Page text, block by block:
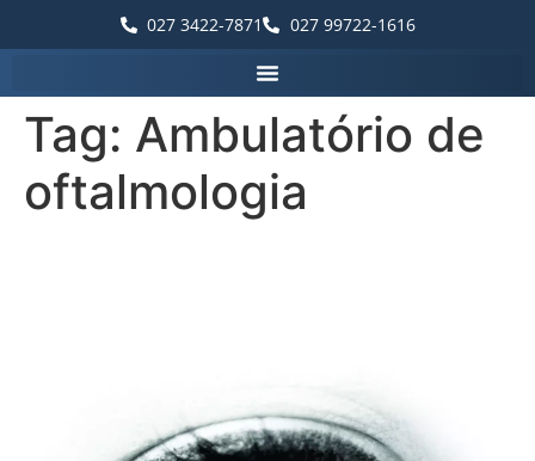
027 3422-7871 027 99722-1616
Tag: Ambulatório de
oftalmologia